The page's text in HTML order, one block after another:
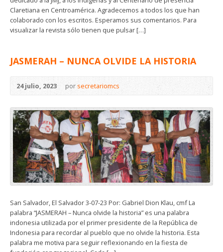
Claretiana en Centroamérica. Agradecemos a todos los que han
colaborado con los escritos. Esperamos sus comentarios. Para
visualizar la revista sólo tienen que pulsar […]
JASMERAH – NUNCA OLVIDE LA HISTORIA
24 julio, 2023 por secretariomcs
San Salvador, El Salvador 3-07-23 Por: Gabriel Dion Klau, cmf La
palabra “JASMERAH – Nunca olvide la historia” es una palabra
indonesia utilizada por el primer presidente de la República de
Indonesia para recordar al pueblo que no olvide la historia. Esta
palabra me motiva para seguir reflexionando en la fiesta de